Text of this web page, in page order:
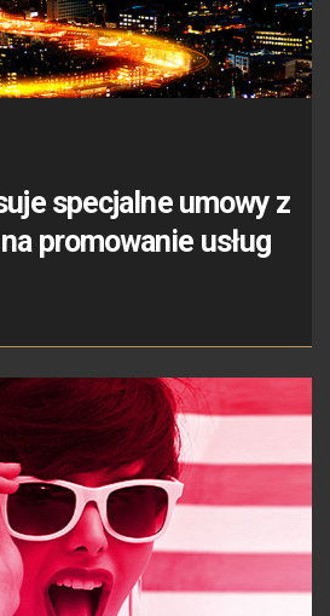
specjalne umowy z
promowanie usług